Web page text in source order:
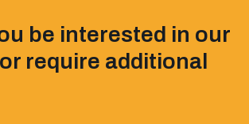
be interested in our
require additional